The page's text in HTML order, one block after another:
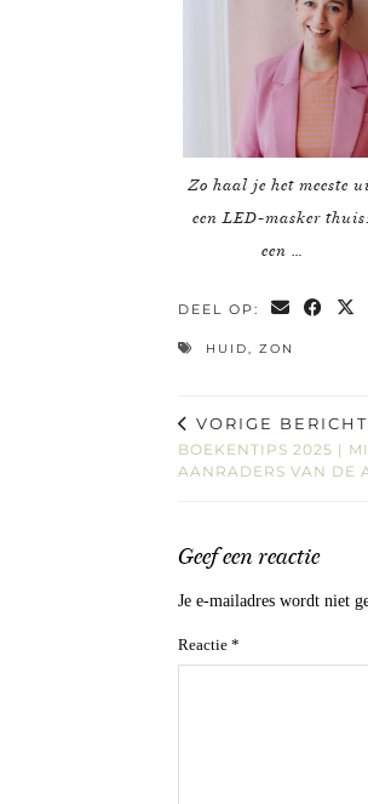
Zo haal je het meeste
een LED-masker
een …
DEEL OP:
HUID, ZON
VORIGE BERICHT
BOEKENTIPS 2025 |
AANRADERS VAN DE
Geef een reactie
Je e-mailadres wordt niet
Reactie *